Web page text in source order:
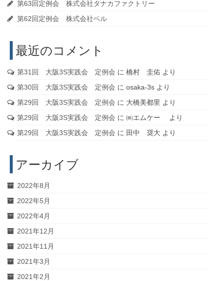
第63回定例会 株式会社タナカファクトリー
第62回定例会 株式会社ベル
最近のコメント
第31回 大阪3S実践会 定例会 に 橋村 圭佑 より
第30回 大阪3S実践会 定例会 に osaka-3s より
第29回 大阪3S実践会 定例会 に 大橋美都里 より
第29回 大阪3S実践会 定例会 に ㈱エムケー
より
第29回 大阪3S実践会 定例会 に 田中 奨大 より
アーカイブ
2022年8月
2022年5月
2022年4月
2021年12月
2021年11月
2021年3月
2021年2月